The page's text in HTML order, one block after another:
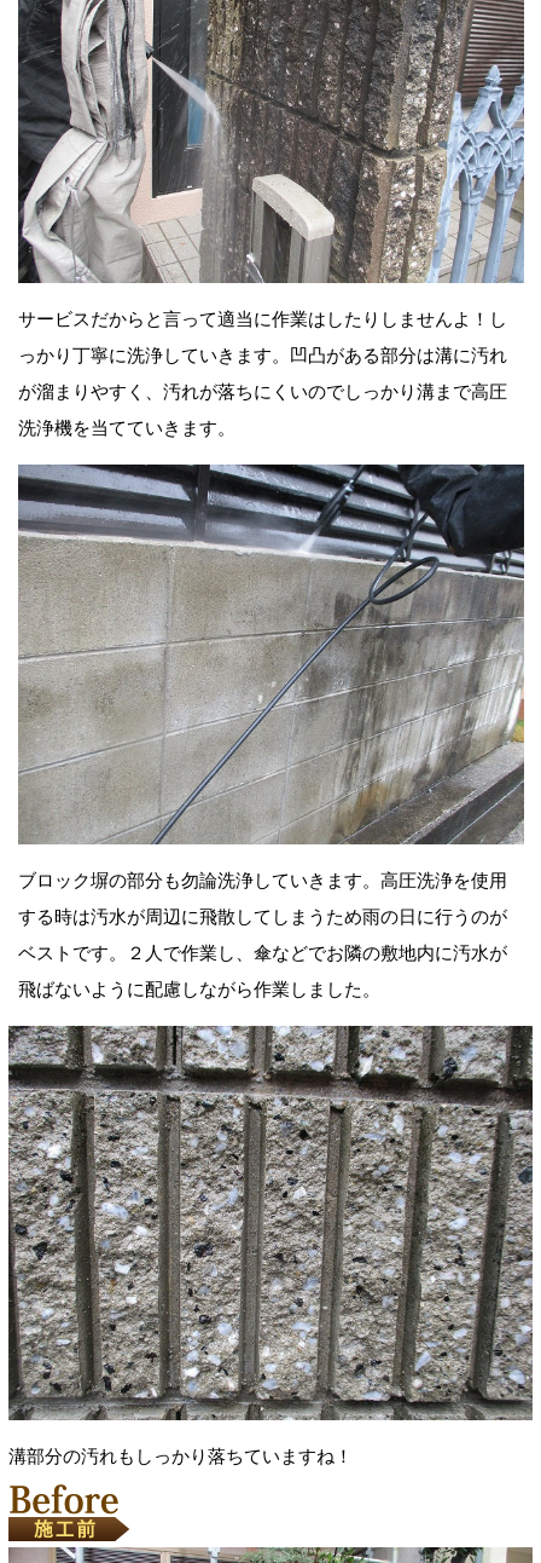
サービスだからと言って適当に作業はしたりしませんよ！し
っかり丁寧に洗浄していきます。凹凸がある部分は溝に汚れ
が溜まりやすく、汚れが落ちにくいのでしっかり溝まで高圧
洗浄機を当てていきます。
ブロック塀の部分も勿論洗浄していきます。高圧洗浄を使用
する時は汚水が周辺に飛散してしまうため雨の日に行うのが
ベストです。２人で作業し、傘などでお隣の敷地内に汚水が
飛ばないように配慮しながら作業しました。
溝部分の汚れもしっかり落ちていますね！